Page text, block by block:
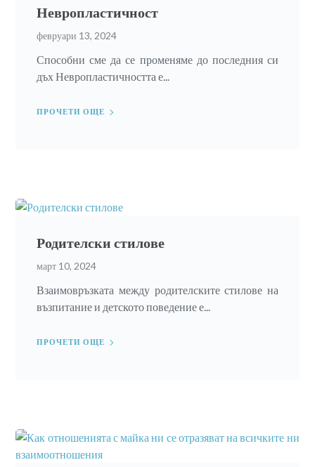
Невропластичност
февруари 13, 2024
Способни сме да се променяме до последния си
дъх Невропластичността е...
ПРОЧЕТИ ОЩЕ
Родителски стилове
март 10, 2024
Взаимовръзката между родителските стилове на
възпитание и детското поведение е...
ПРОЧЕТИ ОЩЕ